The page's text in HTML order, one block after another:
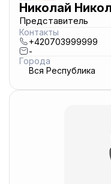
Николай
Представитель
Контакты
+420703999999
-
Города
Вся Республика